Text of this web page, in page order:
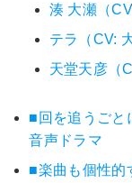
湊 大瀬（
テラ（CV:
天堂天彦（
■回を追うごと
音声ドラマ
■楽曲も個性